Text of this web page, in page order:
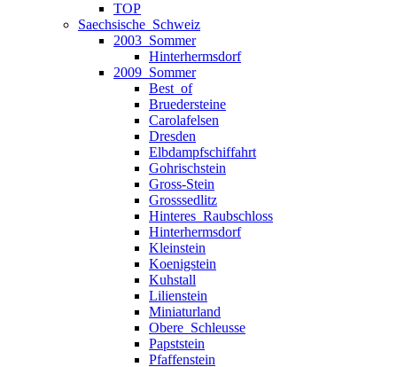
TOP
Saechsische_Schweiz
2003_Sommer
Hinterhermsdorf
2009_Sommer
Best_of
Bruedersteine
Carolafelsen
Dresden
Elbdampfschiffahrt
Gohrischstein
Gross-Stein
Grosssedlitz
Hinteres_Raubschloss
Hinterhermsdorf
Kleinstein
Koenigstein
Kuhstall
Lilienstein
Miniaturland
Obere_Schleusse
Papststein
Pfaffenstein